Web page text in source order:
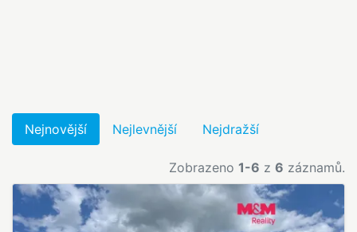
Nejnovější Nejlevnější Nejdražší
Zobrazeno 1-6 z 6 záznamů.